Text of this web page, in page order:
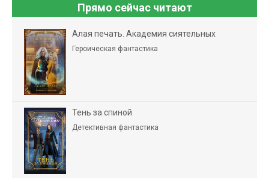
Прямо сейчас читают
Алая печать. Академия сиятельных
Героическая фантастика
Тень за спиной
Детективная фантастика